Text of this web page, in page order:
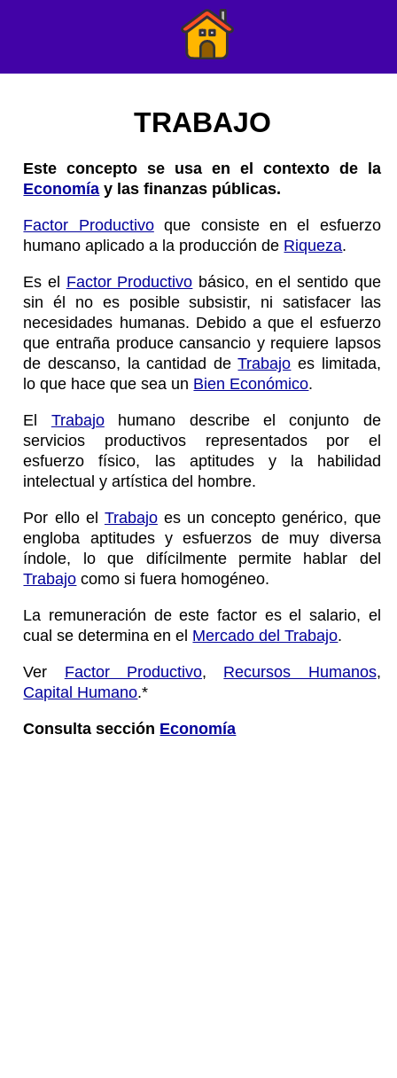
TRABAJO
Este concepto se usa en el contexto de la
Economía y las finanzas públicas.
Factor Productivoque consiste en el esfuerzo
humano aplicado a la producción de Riqueza.
Es el Factor Productivo básico, en el sentido que
sin él no es posible subsistir, ni satisfacer las
necesidades humanas. Debido a que el esfuerzo
que entraña produce cansancio y requiere lapsos
de descanso, la cantidad deTrabajo es limitada,
lo que hace que sea un Bien Económico.
El Trabajohumano describe el conjunto de
servicios productivos representados por el
esfuerzo físico, las aptitudes y la habilidad
intelectual y artística del hombre.
Por ello el Trabajoes un concepto genérico, que
engloba aptitudes y esfuerzos de muy diversa
índole, lo que difícilmente permite hablar del
Trabajo como si fuera homogéneo.
La remuneración de este factor es el salario, el
cual se determina en el Mercado del Trabajo.
Ver Factor Productivo, Recursos Humanos,
Capital Humano.*
Consulta sección Economía